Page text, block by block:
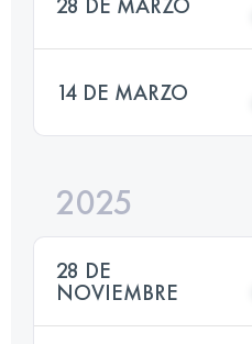
14 DE MARZO
2025
28 DE
NOVIEMBRE